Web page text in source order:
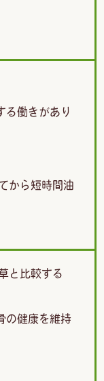
る働きがあり
から短時間油
と比較する
の健康を維持